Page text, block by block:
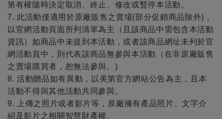
第有權隨時決定取消、終止、修改或暫停本活動。
7. 此活動僅適用於原廠販售之賣場(部分促銷商品除外)，
以官網活動頁面所列清單為主（且該商品中需包含本活動
資訊）如商品中未提到本活動，或者該商品網址未列於官
網活動頁中，則代表該商品無參與本活動（在非原廠販售
之賣場購買者，恕無法參與。)
8. 活動贈品如有異動，以美第官方網站公告為主，且本
活動不得與其他活動共同參與。
9. 上傳之照片或者影片等，原廠擁有產品照片、文字介
紹及影片之相關智慧財產權。